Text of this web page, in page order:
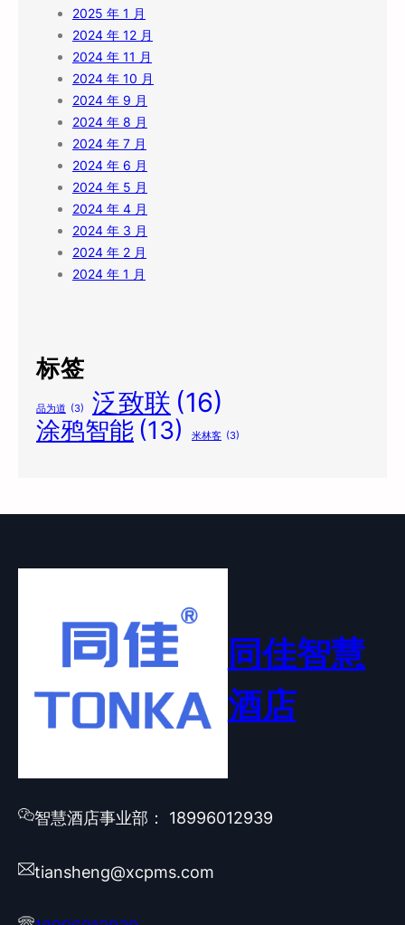
2025 年 1 月
2024 年 12 月
2024 年 11 月
2024 年 10 月
2024 年 9 月
2024 年 8 月
2024 年 7 月
2024 年 6 月
2024 年 5 月
2024 年 4 月
2024 年 3 月
2024 年 2 月
2024 年 1 月
标签
品为道 (3) 泛致联 (16)
涂鸦智能 (13) 米林客 (3)
同佳智慧
酒店
智慧酒店事业部： 18996012939
tiansheng@xcpms.com